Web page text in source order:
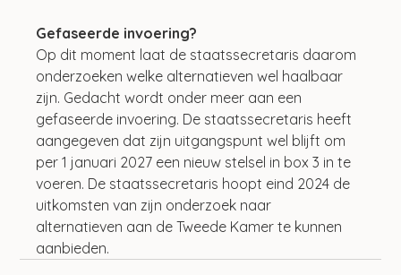
Gefaseerde invoering?
Op dit moment laat de staatssecretaris daarom
onderzoeken welke alternatieven wel haalbaar
zijn. Gedacht wordt onder meer aan een
gefaseerde invoering. De staatssecretaris heeft
aangegeven dat zijn uitgangspunt wel blijft om
per 1 januari 2027 een nieuw stelsel in box 3 in te
voeren. De staatssecretaris hoopt eind 2024 de
uitkomsten van zijn onderzoek naar
alternatieven aan de Tweede Kamer te kunnen
aanbieden.